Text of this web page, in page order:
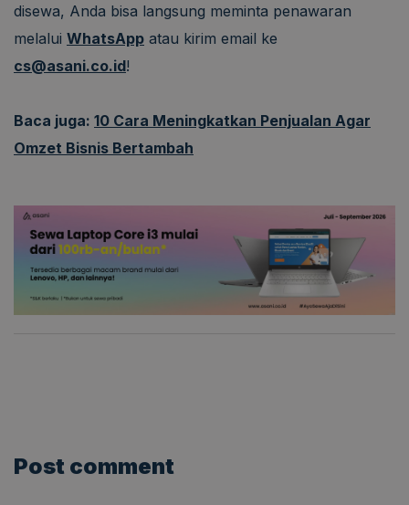
disewa, Anda bisa langsung meminta penawaran
melalui WhatsApp atau kirim email ke
cs@asani.co.id!
Baca juga: 10 Cara Meningkatkan Penjualan Agar
Omzet Bisnis Bertambah
Post comment